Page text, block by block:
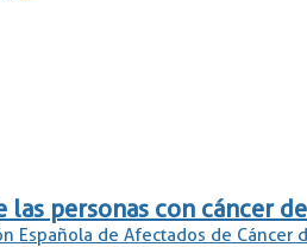
personas con cáncer
Española de Afectados de Cáncer